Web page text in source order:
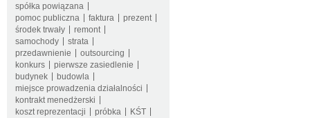
spółka powiązana
pomoc publiczna
faktura
prezent
środek trwały
remont
samochody
strata
przedawnienie
outsourcing
konkurs
pierwsze zasiedlenie
budynek
budowla
miejsce prowadzenia działalności
kontrakt menedżerski
koszt reprezentacji
próbka
KŚT